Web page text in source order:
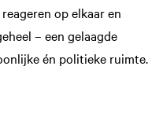
op elkaar en
– een gelaagde
én politieke ruimte.